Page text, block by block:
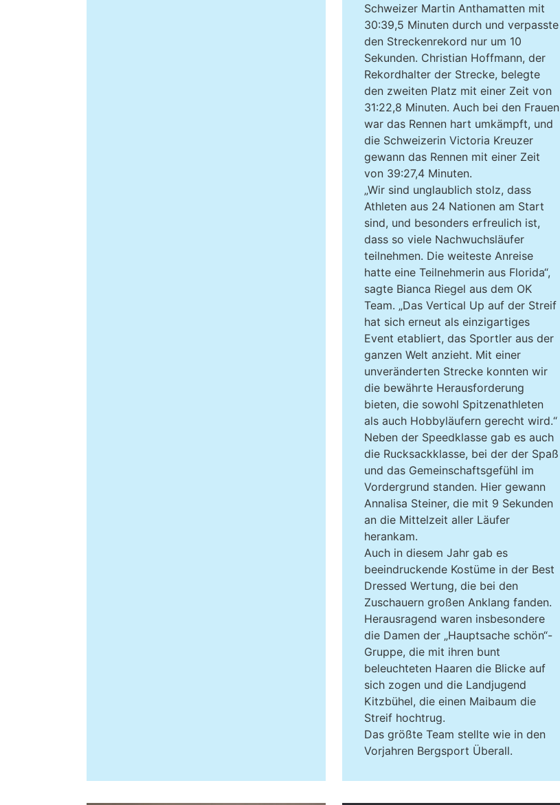
Schweizer Martin Anthamatten mit
30:39,5 Minuten durch und verpasste
den Streckenrekord nur um 10
Sekunden. Christian Hoffmann, der
Rekordhalter der Strecke, belegte
den zweiten Platz mit einer Zeit von
31:22,8 Minuten. Auch bei den Frauen
war das Rennen hart umkämpft, und
die Schweizerin Victoria Kreuzer
gewann das Rennen mit einer Zeit
von 39:27,4 Minuten.
„Wir sind unglaublich stolz, dass
Athleten aus 24 Nationen am Start
sind, und besonders erfreulich ist,
dass so viele Nachwuchsläufer
teilnehmen. Die weiteste Anreise
hatte eine Teilnehmerin aus Florida“,
sagte Bianca Riegel aus dem OK
Team. „Das Vertical Up auf der Streif
hat sich erneut als einzigartiges
Event etabliert, das Sportler aus der
ganzen Welt anzieht. Mit einer
unveränderten Strecke konnten wir
die bewährte Herausforderung
bieten, die sowohl Spitzenathleten
als auch Hobbyläufern gerecht wird.“
Neben der Speedklasse gab es auch
die Rucksackklasse, bei der der Spaß
und das Gemeinschaftsgefühl im
Vordergrund standen. Hier gewann
Annalisa Steiner, die mit 9 Sekunden
an die Mittelzeit aller Läufer
herankam.
Auch in diesem Jahr gab es
beeindruckende Kostüme in der Best
Dressed Wertung, die bei den
Zuschauern großen Anklang fanden.
Herausragend waren insbesondere
die Damen der „Hauptsache schön“-
Gruppe, die mit ihren bunt
beleuchteten Haaren die Blicke auf
sich zogen und die Landjugend
Kitzbühel, die einen Maibaum die
Streif hochtrug.
Das größte Team stellte wie in den
Vorjahren Bergsport Überall.